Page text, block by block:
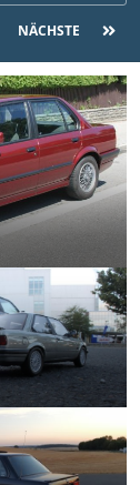
NÄCHSTE